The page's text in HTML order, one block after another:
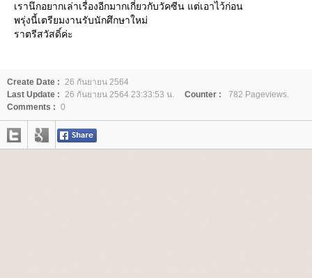
เรานึกอยากเล่าเรื่องอีกมากเกี่ยวกับวัคซีน แต่เอาไว้ก่อน
พรุ่งนี้เตรียมงานรับนักศึกษาใหม่
ราตรีสวัสดิ์ค่ะ
Create Date : 26 กันยายน 2564
Last Update : 26 กันยายน 2564 23:33:53 น. Counter :
782 Pageviews.
Comments : 0